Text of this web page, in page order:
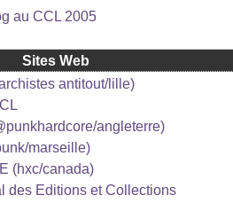
au CCL 2005
Sites Web
antitout/lille)
angleterre)
marseille)
(hxc/canada)
des Editions et Collections